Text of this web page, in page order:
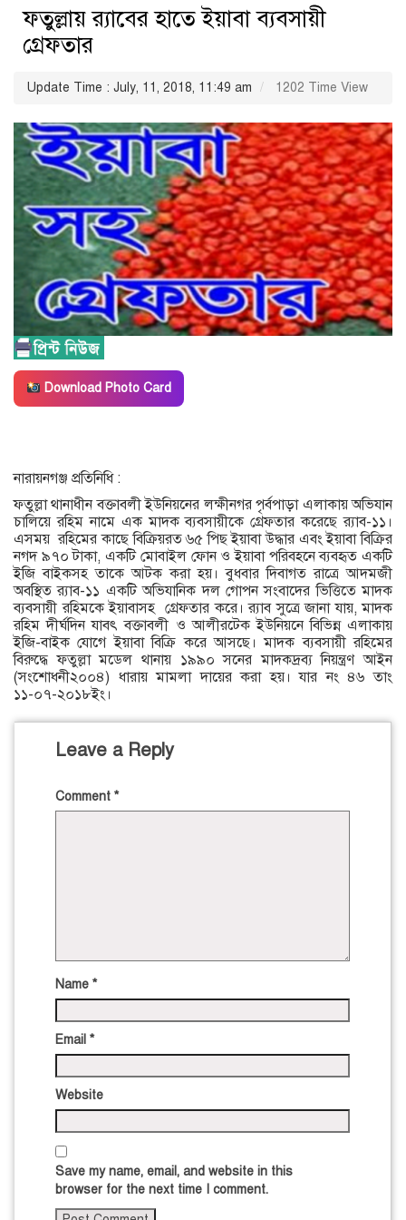
ফতুল্লায় র‌্যাবের হাতে ইয়াবা ব্যবসায়ী
গ্রেফতার
Update Time : July, 11, 2018, 11:49 am 1202 Time View
Download Photo Card
নারায়নগঞ্জ প্রতিনিধি :
ফতুল্লা থানাধীন বক্তাবলী ইউনিয়নের লক্ষীনগর পৃর্বপাড়া এলাকায় অভিযান
চালিয়ে রহিম নামে এক মাদক ব্যবসায়ীকে গ্রেফতার করেছে র‌্যাব-১১।
এসময় রহিমের কাছে বিক্রিয়রত ৬৫ পিছ ইয়াবা উদ্ধার এবং ইয়াবা বিক্রির
নগদ ৯৭০ টাকা, একটি মোবাইল ফোন ও ইয়াবা পরিবহনে ব্যবহৃত একটি
ইজি বাইকসহ তাকে আটক করা হয়। বুধবার দিবাগত রাত্রে আদমজী
অবস্থিত র‌্যাব-১১ একটি অভিযানিক দল গোপন সংবাদের ভিত্তিতে মাদক
ব্যবসায়ী রহিমকে ইয়াবাসহ গ্রেফতার করে। র‌্যাব সুত্রে জানা যায়, মাদক
রহিম দীর্ঘদিন যাবৎ বক্তাবলী ও আলীরটেক ইউনিয়নে বিভিন্ন এলাকায়
ইজি-বাইক যোগে ইয়াবা বিক্রি করে আসছে। মাদক ব্যবসায়ী রহিমের
বিরুদ্ধে ফতুল্লা মডেল থানায় ১৯৯০ সনের মাদকদ্রব্য নিয়ন্ত্রণ আইন
(সংশোধনী২০০৪) ধারায় মামলা দায়ের করা হয়। যার নং ৪৬ তাং
১১-০৭-২০১৮ইং।
Leave a Reply
Comment *
Name *
Email *
Website
Save my name, email, and website in this
browser for the next time I comment.